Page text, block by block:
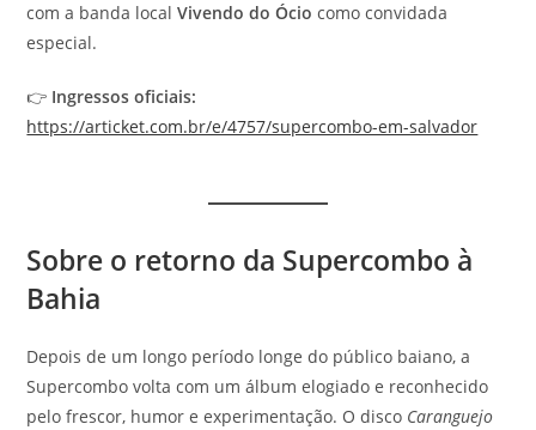
com a banda localVivendo do Ócio como convidada
especial.
👉 Ingressos oficiais:
https://articket.com.br/e/4757/supercombo-em-salvador
Sobre o retorno da Supercombo à
Bahia
Depois de um longo período longe do público baiano, a
Supercombo volta com um álbum elogiado e reconhecido
pelo frescor, humor e experimentação. O disco Caranguejo